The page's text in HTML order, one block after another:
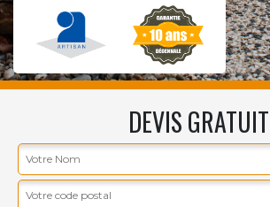
DEVIS GRATUIT